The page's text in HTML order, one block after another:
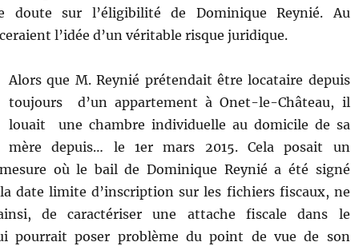
doute sur l’éligibilité de Dominique Reynié. Au
l’idée d’un véritable risque juridique.
Alors que M. Reynié prétendait être locataire depuis
toujours d’un appartement à Onet-le-Château, il
louait une chambre individuelle au domicile de sa
mère depuis… le 1er mars 2015. Cela posait un
où le bail de Dominique Reynié a été signé
date limite d’inscription sur les fichiers fiscaux, ne
de caractériser une attache fiscale dans le
pourrait poser problème du point de vue de son